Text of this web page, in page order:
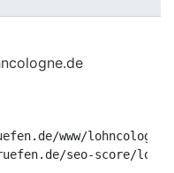
www/
seo-score/